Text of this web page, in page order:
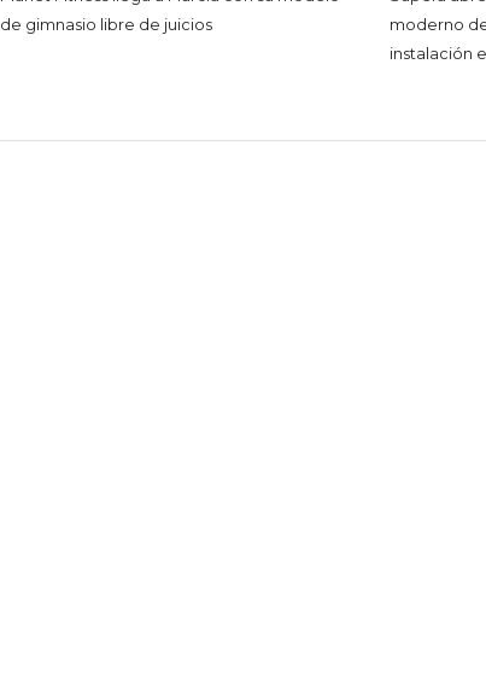
de gimnasio libre de juicios
moderno
instalación